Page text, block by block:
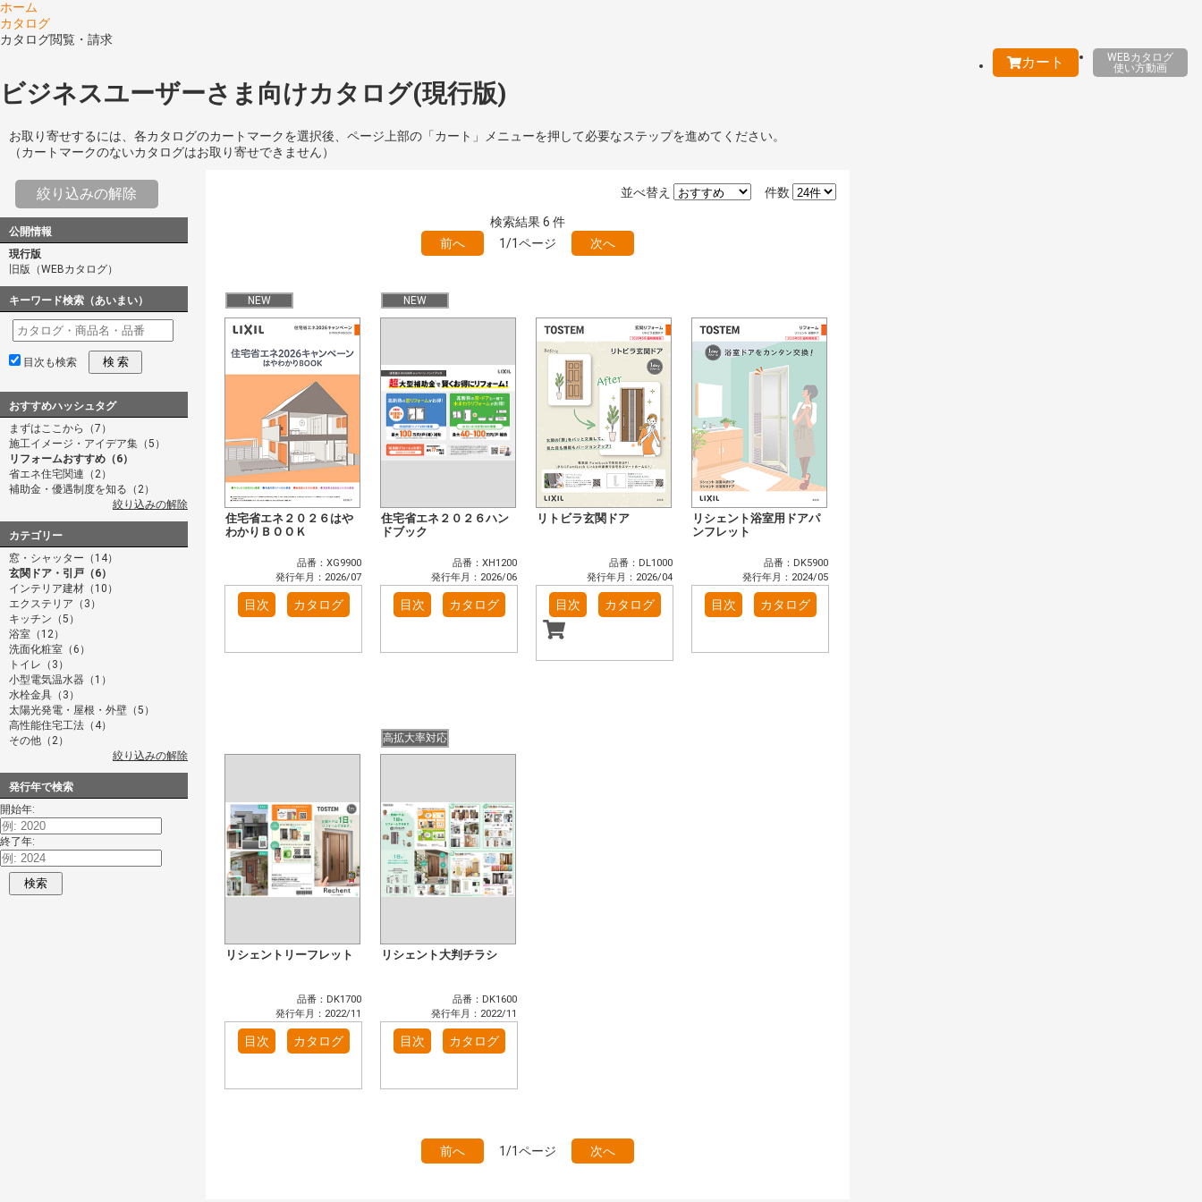
ホーム
カタログ
カタログ閲覧・請求
カート
WEBカタログ
使い方動画
ビジネスユーザーさま向けカタログ(現行版)
お取り寄せするには、各カタログのカートマークを選択後、ページ上部の「カート」メニューを押して必要なステップを進めてください。
（カートマークのないカタログはお取り寄せできません）
絞り込みの解除
公開情報
現行版
旧版（WEBカタログ）
キーワード検索（あいまい）
目次も検索 検 索
おすすめハッシュタグ
まずはここから（7）
施工イメージ・アイデア集（5）
リフォームおすすめ（6）
省エネ住宅関連（2）
補助金・優遇制度を知る（2）
絞り込みの解除
カテゴリー
窓・シャッター（14）
玄関ドア・引戸（6）
インテリア建材（10）
エクステリア（3）
キッチン（5）
浴室（12）
洗面化粧室（6）
トイレ（3）
小型電気温水器（1）
水栓金具（3）
太陽光発電・屋根・外壁（5）
高性能住宅工法（4）
その他（2）
絞り込みの解除
発行年で検索
開始年:
終了年:
検索
件数
並べ替え
検索結果6 件
前へ
1/1ページ 次へ
NEW
住宅省エネ２０２６はや
わかりＢＯＯＫ
品番：XG9900
発行年月：2026/07
目次 カタログ
NEW
住宅省エネ２０２６ハン
ドブック
品番：XH1200
発行年月：2026/06
目次 カタログ
リトビラ玄関ドア
品番：DL1000
発行年月：2026/04
目次 カタログ
リシェント浴室用ドアパ
ンフレット
品番：DK5900
発行年月：2024/05
目次 カタログ
リシェントリーフレット
品番：DK1700
発行年月：2022/11
目次 カタログ
高拡大率対応
リシェント大判チラシ
品番：DK1600
発行年月：2022/11
目次 カタログ
前へ 1/1ページ 次へ